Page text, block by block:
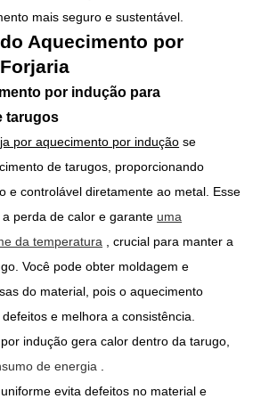
mais seguro e sustentável.
Aquecimento por
por indução para
tarugos
por aquecimento por indução se
de tarugos, proporcionando
e controlável diretamente ao metal. Esse
perda de calor e garante uma
da temperatura
, crucial para manter a
Você pode obter moldagem e
do material, pois o aquecimento
e melhora a consistência.
indução gera calor dentro da tarugo,
de energia
evita defeitos no material e